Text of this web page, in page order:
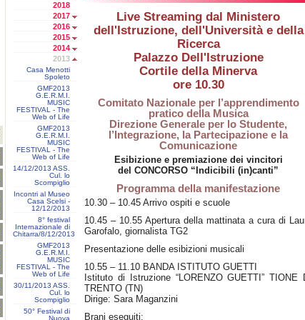
2018
2017
2016
2015
2014
2013
Casa Menotti
Spoleto
GMF2013
G.E.R.M.I.
MUSIC
FESTIVAL - The
Web of Life
GMF2013
G.E.R.M.I.
MUSIC
FESTIVAL - The
Web of Life
14/12/2013 ASS.
Cul. lo
Scompiglio
Incontri al Museo
Casa Scelsi -
12/12/2013
8° festival
Internazionale di
Chitarra/8/12/2013
GMF2013
G.E.R.M.I.
MUSIC
FESTIVAL - The
Web of Life
30/11/2013 ASS.
Cul. lo
Scompiglio
50° Festival di
Nuova
Live Streaming dal Ministero
dell'Istruzione, dell'Università e della
Ricerca
Palazzo Dell'Istruzione
Cortile della Minerva
ore 10.30
Comitato Nazionale per l’apprendimento
pratico della Musica
Direzione Generale per lo Studente,
l’Integrazione, la Partecipazione e la
Comunicazione
Esibizione e premiazione dei vincitori
del CONCORSO “Indicibili (in)canti”
Programma della manifestazione
10.30 – 10.45 Arrivo ospiti e scuole
10.45 – 10.55 Apertura della mattinata a cura di
Garofalo, giornalista TG2
Presentazione delle esibizioni musicali
10.55 – 11.10 BANDA ISTITUTO GUETTI
Istituto di Istruzione “LORENZO GUETTI” TIONE
TRENTO (TN)
Dirige: Sara Maganzini
Brani eseguiti: